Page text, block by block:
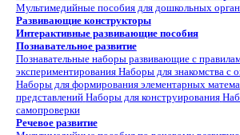
Мультимедийные пособия для дошкольных
Развивающие конструкторы
Интерактивные развивающие пособия
Познавательное развитие
Познавательные наборы развивающие с
экспериментирования Наборы для знакомства
Наборы для формирования элементарных
представлений Наборы для конструирования
самопроверки
Речевое развитие